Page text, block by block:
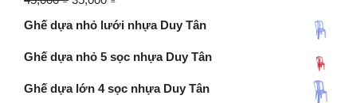
Ghế dựa nhỏ lưới nhựa Duy Tân
Ghế dựa nhỏ 5 sọc nhựa Duy Tân
Ghế dựa lớn 4 sọc nhựa Duy Tân